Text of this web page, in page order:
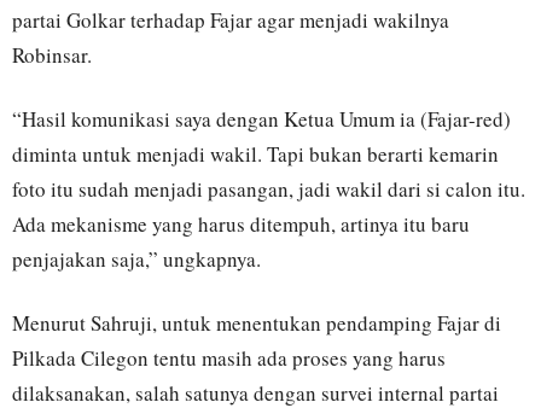
partai Golkar terhadap Fajar agar menjadi wakilnya
Robinsar.
“Hasil komunikasi saya dengan Ketua Umum ia (Fajar-red)
diminta untuk menjadi wakil. Tapi bukan berarti kemarin
foto itu sudah menjadi pasangan, jadi wakil dari si calon itu.
Ada mekanisme yang harus ditempuh, artinya itu baru
penjajakan saja,” ungkapnya.
Menurut Sahruji, untuk menentukan pendamping Fajar di
Pilkada Cilegon tentu masih ada proses yang harus
dilaksanakan, salah satunya dengan survei internal partai